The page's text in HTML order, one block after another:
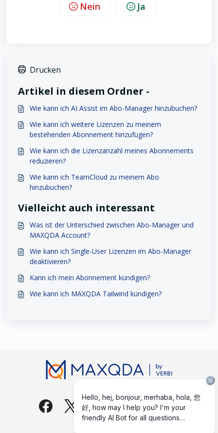
Nein Ja
Drucken
Artikel in diesem Ordner -
Wie kann ich AI Assist im Abo-Manager hinzubuchen?
Wie kann ich weitere Lizenzen zu meinem
bestehenden Abonnement hinzufügen?
Wie kann ich die Lizenzanzahl meines Abonnements
reduzieren?
Wie kann ich TeamCloud zu meinem Abo
hinzubuchen?
Vielleicht auch interessant
Was ist der Unterschied zwischen Abo-Manager und
MAXQDA Account?
Wie kann ich Single-User Lizenzen im Abo-Manager
deaktivieren?
Kann ich mein Abonnement kündigen?
Wie kann ich MAXQDA Tailwind kündigen?